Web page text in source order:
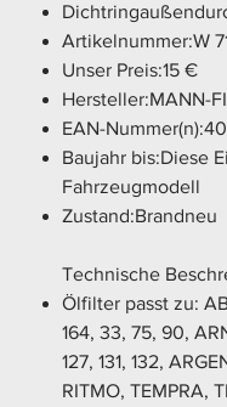
Artikelnummer:W
Unser Preis:15 €
Hersteller:MANN-
EAN-
Baujahr bis:Diese
Fahrzeugmodell
Zustand:Brandneu
Technische
Ölfilter passt zu:
164, 33, 75, 90,
127, 131, 132,
RITMO, TEMPRA,